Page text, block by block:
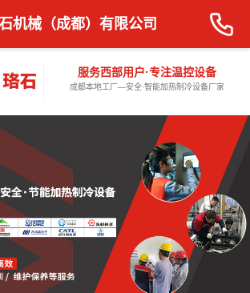
服务西部用户·专注温控设备
成都本地工厂—安全·智能加热制冷设备厂家
机械（成都）有限公司